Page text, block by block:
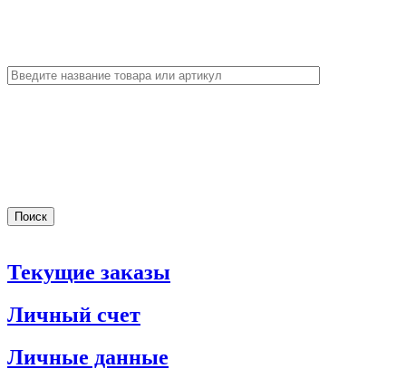
Текущие заказы
Личный счет
Личные данные